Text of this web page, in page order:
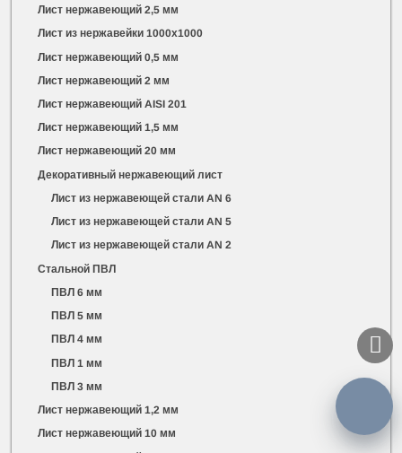
Лист нержавеющий 2,5 мм
Лист из нержавейки 1000х1000
Лист нержавеющий 0,5 мм
Лист нержавеющий 2 мм
Лист нержавеющий AISI 201
Лист нержавеющий 1,5 мм
Лист нержавеющий 20 мм
Декоративный нержавеющий лист
Лист из нержавеющей стали AN 6
Лист из нержавеющей стали AN 5
Лист из нержавеющей стали AN 2
Стальной ПВЛ
ПВЛ 6 мм
ПВЛ 5 мм
ПВЛ 4 мм
ПВЛ 1 мм
ПВЛ 3 мм
Лист нержавеющий 1,2 мм
Лист нержавеющий 10 мм